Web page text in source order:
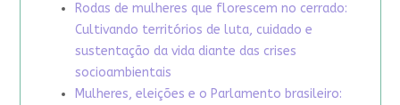
Rodas de mulheres que florescem no cerrado:
Cultivando territórios de luta, cuidado e
sustentação da vida diante das crises
socioambientais
Mulheres, eleições e o Parlamento brasileiro: